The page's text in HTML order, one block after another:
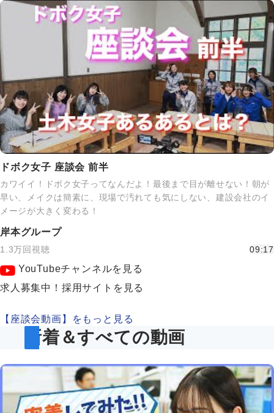
ドボク女子 座談会 前半
カワイイ！ドボク女子ってなんだよ！最後まで目が離せない！朝が
早い、メイクは簡素に、現場で汚れても気にしない、建設会社のイ
メージが大きく変わる！
岸本グループ
1.3万回視聴 09:17
YouTubeチャンネルを見る
求人募集中！採用サイトを見る
【座談会動画】をもっと見る
新着＆すべての動画